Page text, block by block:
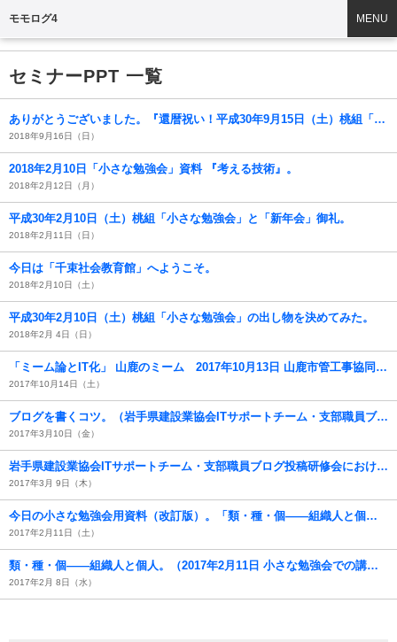
モモログ4 MENU
セミナーPPT 一覧
ありがとうございました。『還暦祝い！平成30年9月15日（土）桃組「小さな勉強会」と「暑気払い」』御礼＆使用PPTの掲示。
2018年9月16日（日）
2018年2月10日「小さな勉強会」資料 『考える技術』。
2018年2月12日（月）
平成30年2月10日（土）桃組「小さな勉強会」と「新年会」御礼。
2018年2月11日（日）
今日は「千束社会教育館」へようこそ。
2018年2月10日（土）
平成30年2月10日（土）桃組「小さな勉強会」の出し物を決めてみた。
2018年2月 4日（日）
「ミーム論とIT化」 山鹿のミーム 2017年10月13日 山鹿市管工事協同組合での講演用PPTX。
2017年10月14日（土）
ブログを書くコツ。（岩手県建設業協会ITサポートチーム・支部職員ブログ投稿研修会）
2017年3月10日（金）
岩手県建設業協会ITサポートチーム・支部職員ブログ投稿研修会における投稿練習。
2017年3月 9日（木）
今日の小さな勉強会用資料（改訂版）。「類・種・個――組織人と個人」（2017年2月11日 小さな勉強会での講演資料）
2017年2月11日（土）
類・種・個――組織人と個人。（2017年2月11日 小さな勉強会での講演資料）
2017年2月 8日（水）